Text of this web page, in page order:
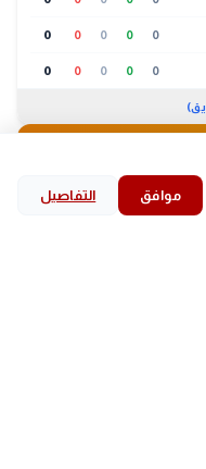
0
0
0
0
0
0
0
0
0
0
كتاكيت بط bookmark
search موافق التفاصيل